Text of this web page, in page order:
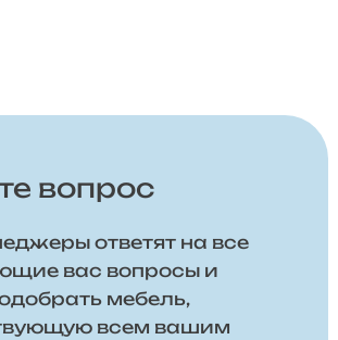
вопрос
ответят на все
вас вопросы и
мебель,
всем вашим